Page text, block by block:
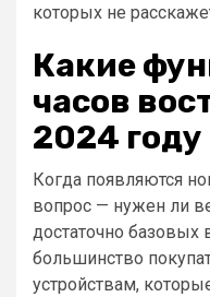
которых не
Какие
часов
2024 году
Когда появляются
вопрос — нужен ли
достаточно базовых
большинство
устройствам,